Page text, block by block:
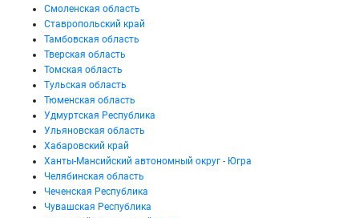
Смоленская область
Ставропольский край
Тамбовская область
Тверская область
Томская область
Тульская область
Тюменская область
Удмуртская Республика
Ульяновская область
Хабаровский край
Ханты-Мансийский автономный округ - Югра
Челябинская область
Чеченская Республика
Чувашская Республика